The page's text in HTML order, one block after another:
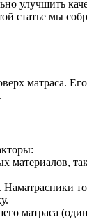
улучшить
статье мы
матраса.
материалов,
матраса